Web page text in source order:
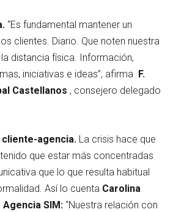
“Es fundamental mantener un
clientes. Diario. Que noten nuestra
distancia física. Información,
iniciativas e ideas”, afirma F.
Castellanos , consejero delegado
agencia. La crisis hace que
que estar más concentradas
que lo que resulta habitual
Así lo cuenta Carolina
Agencia SIM: “Nuestra relación con